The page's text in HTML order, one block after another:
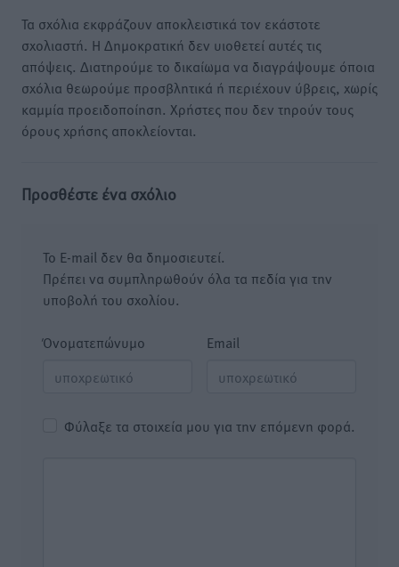
Τα σχόλια εκφράζουν αποκλειστικά τον εκάστοτε
σχολιαστή. Η Δημοκρατική δεν υιοθετεί αυτές τις
απόψεις. Διατηρούμε το δικαίωμα να διαγράψουμε όποια
σχόλια θεωρούμε προσβλητικά ή περιέχουν ύβρεις, χωρίς
καμμία προειδοποίηση. Χρήστες που δεν τηρούν τους
όρους χρήσης αποκλείονται.
Προσθέστε ένα σχόλιο
Το E-mail δεν θα δημοσιευτεί.
Πρέπει να συμπληρωθούν όλα τα πεδία για την
υποβολή του σχολίου.
Όνοματεπώνυμο Email
Φύλαξε τα στοιχεία μου για την επόμενη φορά.